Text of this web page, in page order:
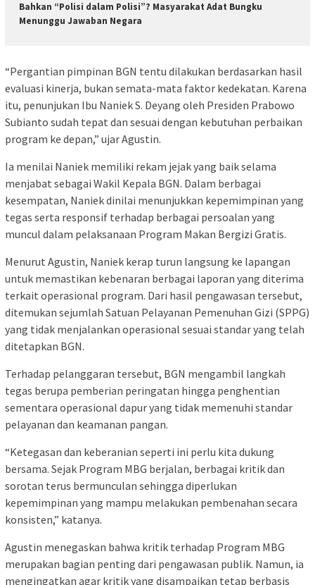
Bahkan “Polisi dalam Polisi”? Masyarakat Adat Bungku
Menunggu Jawaban Negara
“Pergantian pimpinan BGN tentu dilakukan berdasarkan hasil
evaluasi kinerja, bukan semata-mata faktor kedekatan. Karena
itu, penunjukan Ibu Naniek S. Deyang oleh Presiden Prabowo
Subianto sudah tepat dan sesuai dengan kebutuhan perbaikan
program ke depan,” ujar Agustin.
Ia menilai Naniek memiliki rekam jejak yang baik selama
menjabat sebagai Wakil Kepala BGN. Dalam berbagai
kesempatan, Naniek dinilai menunjukkan kepemimpinan yang
tegas serta responsif terhadap berbagai persoalan yang
muncul dalam pelaksanaan Program Makan Bergizi Gratis.
Menurut Agustin, Naniek kerap turun langsung ke lapangan
untuk memastikan kebenaran berbagai laporan yang diterima
terkait operasional program. Dari hasil pengawasan tersebut,
ditemukan sejumlah Satuan Pelayanan Pemenuhan Gizi (SPPG)
yang tidak menjalankan operasional sesuai standar yang telah
ditetapkan BGN.
Terhadap pelanggaran tersebut, BGN mengambil langkah
tegas berupa pemberian peringatan hingga penghentian
sementara operasional dapur yang tidak memenuhi standar
pelayanan dan keamanan pangan.
“Ketegasan dan keberanian seperti ini perlu kita dukung
bersama. Sejak Program MBG berjalan, berbagai kritik dan
sorotan terus bermunculan sehingga diperlukan
kepemimpinan yang mampu melakukan pembenahan secara
konsisten,” katanya.
Agustin menegaskan bahwa kritik terhadap Program MBG
merupakan bagian penting dari pengawasan publik. Namun, ia
mengingatkan agar kritik yang disampaikan tetap berbasis